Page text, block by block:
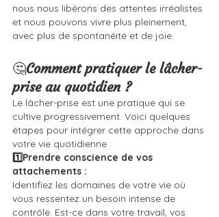
nous nous libérons des attentes irréalistes
et nous pouvons vivre plus pleinement,
avec plus de spontanéité et de joie.
🤔Comment pratiquer le lâcher-
prise au quotidien ?
Le lâcher-prise est une pratique qui se
cultive progressivement. Voici quelques
étapes pour intégrer cette approche dans
votre vie quotidienne :
1️⃣Prendre conscience de vos
attachements :
Identifiez les domaines de votre vie où
vous ressentez un besoin intense de
contrôle. Est-ce dans votre travail, vos